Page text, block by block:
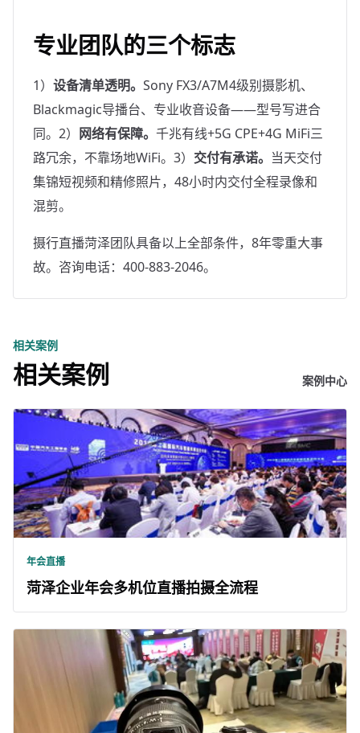
专业团队的三个标志
1） 设备清单透明。 Sony FX3/A7M4级别摄影机、
Blackmagic导播台、专业收音设备——型号写进合
同。2） 网络有保障。 千兆有线+5G CPE+4G MiFi三
路冗余，不靠场地WiFi。3） 交付有承诺。 当天交付
集锦短视频和精修照片，48小时内交付全程录像和
混剪。
摄行直播菏泽团队具备以上全部条件，8年零重大事
故。咨询电话：400-883-2046。
相关案例
相关案例 案例中心
年会直播
菏泽企业年会多机位直播拍摄全流程